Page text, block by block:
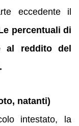
eccedente il
percentuali di
al reddito del
natanti)
intestato, la